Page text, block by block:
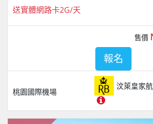
送實體網路卡2G/天
桃園國際機場
汶萊皇家
售價
報名